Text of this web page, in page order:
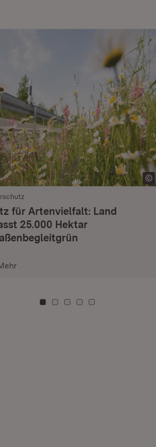
für Artenvielfalt: Land
25.000 Hektar
Zu Kachel: 0
Zu Kachel: 3
Zu Kachel: 6
Zu Kachel: 9
Zu Kachel: 12